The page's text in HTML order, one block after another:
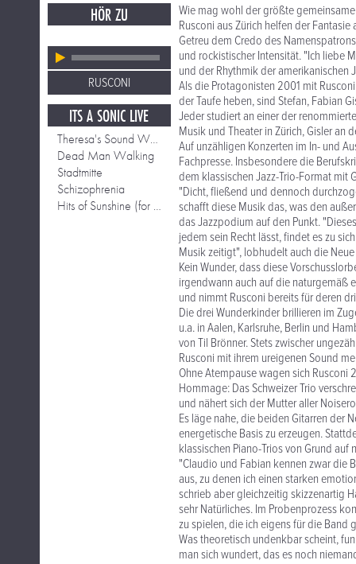
HÖR ZU
RUSCONI
ITS A SONIC LIVE
Theresa's Sound World
Dead Man Walking
Stadtmitte
Schizophrenia
Hits of Sunshine (for Allen Ginsberg)
Wie mag wohl der größte
Rusconi aus Zürich helfen der
Getreu dem Credo des
und rockistischer Intensität. "Ich liebe
und der Rhythmik der amerikanischen
Als die Protagonisten 2001 mit
der Taufe heben, sind Stefan, Fabian
Jeder studiert an einer der
Musik und Theater in Zürich, Gisler an
Auf unzähligen Konzerten im In- und
Fachpresse. Insbesondere die
dem klassischen Jazz-Trio-Format mit
"Dicht, fließend und dennoch
schafft diese Musik das, was den
das Jazzpodium auf den Punkt.
jedem sein Recht lässt, findet es zu
Musik zeitigt", lobhudelt auch die
Kein Wunder, dass diese
irgendwann auch auf die naturgemäß
und nimmt Rusconi bereits für deren
Die drei Wunderkinder brillieren im
u.a. in Aalen, Karlsruhe, Berlin und
von Til Brönner. Stets zwischer
Rusconi mit ihrem ureigenen Sound
Ohne Atempause wagen sich
Hommage: Das Schweizer Trio
und nähert sich der Mutter aller
Es läge nahe, die beiden Gitarren der
energetische Basis zu erzeugen.
klassischen Piano-Trios von Grund auf
"Claudio und Fabian kennen zwar die
aus, zu denen ich einen starken
schrieb aber gleichzeitig skizzenartig
sehr Natürliches. Im Probenprozess
zu spielen, die ich eigens für die Band
Was theoretisch undenkbar scheint,
man sich wundert, das es noch